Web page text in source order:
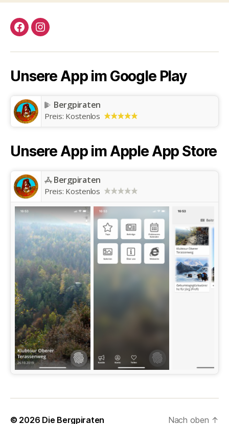
FacebookInstagram
Unsere App im Google Play
Bergpiraten
Preis: Kostenlos
Unsere App im Apple App Store
Bergpiraten
Preis: Kostenlos
© 2026 Die Bergpiraten Nach oben ↑